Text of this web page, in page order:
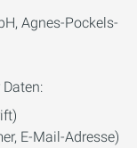
Agnes-Pockels-
E-Mail-Adresse)